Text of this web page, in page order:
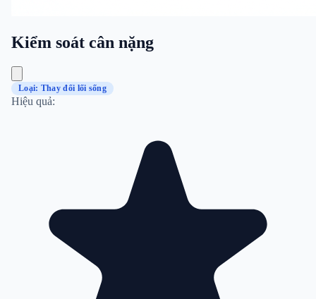
Kiểm soát cân nặng
Loại: Thay đổi lối sống
Hiệu quả: